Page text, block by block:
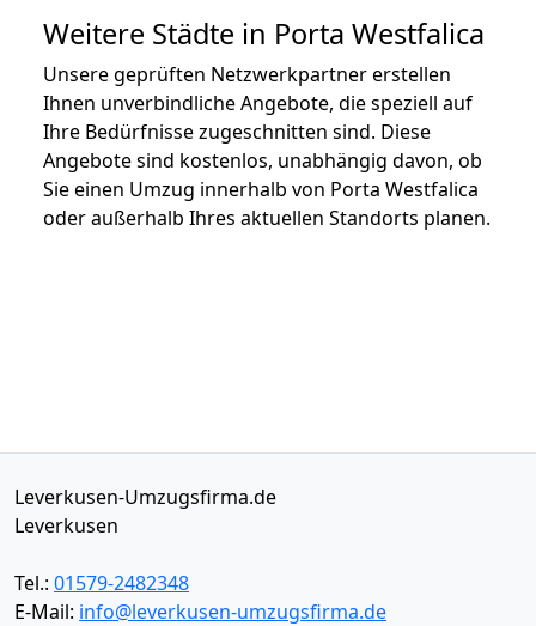
Weitere Städte in Porta Westfalica
Unsere geprüften Netzwerkpartner erstellen
Ihnen unverbindliche Angebote, die speziell auf
Ihre Bedürfnisse zugeschnitten sind. Diese
Angebote sind kostenlos, unabhängig davon, ob
Sie einen Umzug innerhalb von Porta Westfalica
oder außerhalb Ihres aktuellen Standorts planen.
Leverkusen-Umzugsfirma.de
Leverkusen
Tel.: 01579-2482348
E-Mail: info@leverkusen-umzugsfirma.de